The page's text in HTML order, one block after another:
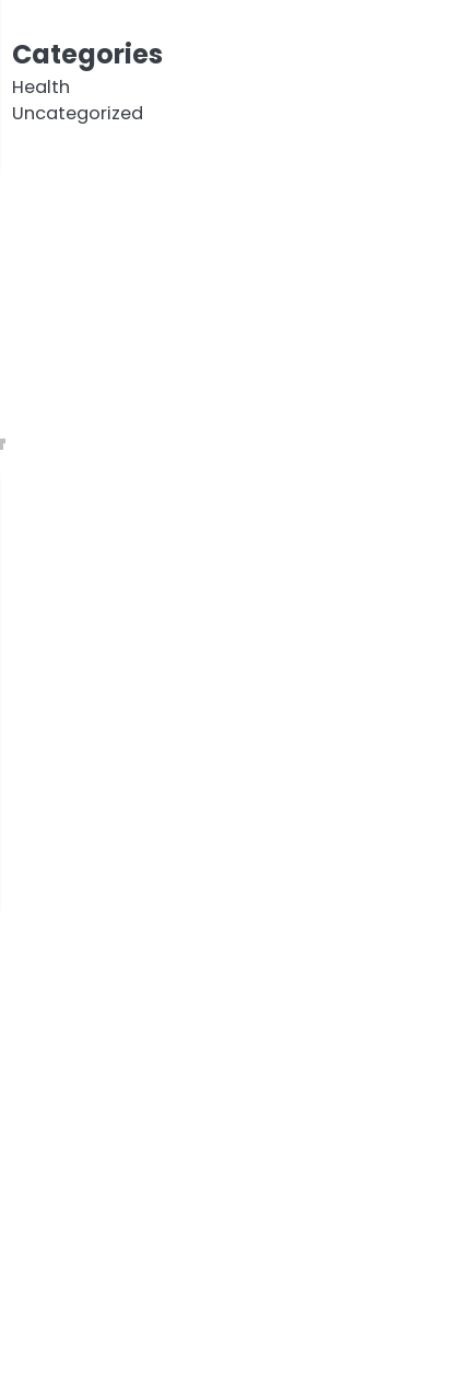
Categories
Health
Uncategorized